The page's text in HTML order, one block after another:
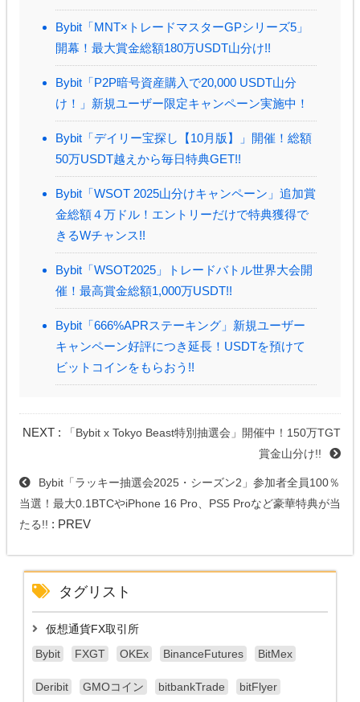
Bybit「MNT×トレードマスターGPシリーズ5」
開幕！最大賞金総額180万USDT山分け!!
Bybit「P2P暗号資産購入で20,000 USDT山分
け！」新規ユーザー限定キャンペーン実施中！
Bybit「デイリー宝探し【10月版】」開催！総額
50万USDT越えから毎日特典GET!!
Bybit「WSOT 2025山分けキャンペーン」追加賞
金総額４万ドル！エントリーだけで特典獲得で
きるWチャンス!!
Bybit「WSOT2025」トレードバトル世界大会開
催！最高賞金総額1,000万USDT!!
Bybit「666%APRステーキング」新規ユーザー
キャンペーン好評につき延長！USDTを預けて
ビットコインをもらおう!!
NEXT :
「Bybit x Tokyo Beast特別抽選会」開催中！150万TGT
賞金山分け!!
Bybit「ラッキー抽選会2025・シーズン2」参加者全員100％
当選！最大0.1BTCやiPhone 16 Pro、PS5 Proなど豪華特典が当
たる!! : PREV
タグリスト
仮想通貨FX取引所
Bybit
FXGT OKEx BinanceFutures BitMex
Deribit GMOコイン bitbankTrade bitFlyer